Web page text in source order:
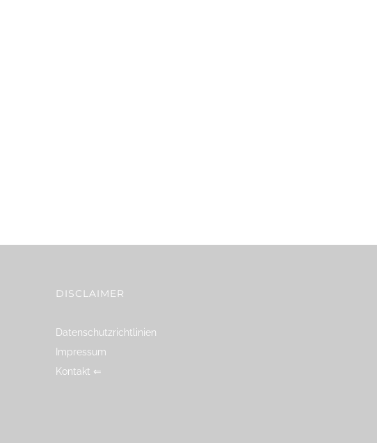
DISCLAIMER
Datenschutzrichtlinien
Impressum
Kontakt ⇐